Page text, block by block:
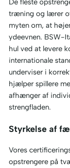
De fleste
træning og lærer
myten om, at
ydeevnen. BSW-
hul ved at levere
internationale
underviser i
hjælper spillere
afhænger af
strengfladen.
Styrkelse af
Vores
opstrengere på